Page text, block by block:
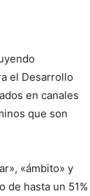
el Desarrollo
en canales
que son
«ámbito» y
de hasta un 51%